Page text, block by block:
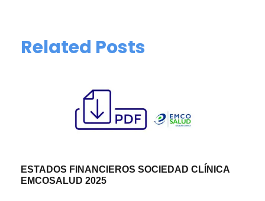
Related Posts
ESTADOS FINANCIEROS SOCIEDAD CLÍNICA
EMCOSALUD 2025